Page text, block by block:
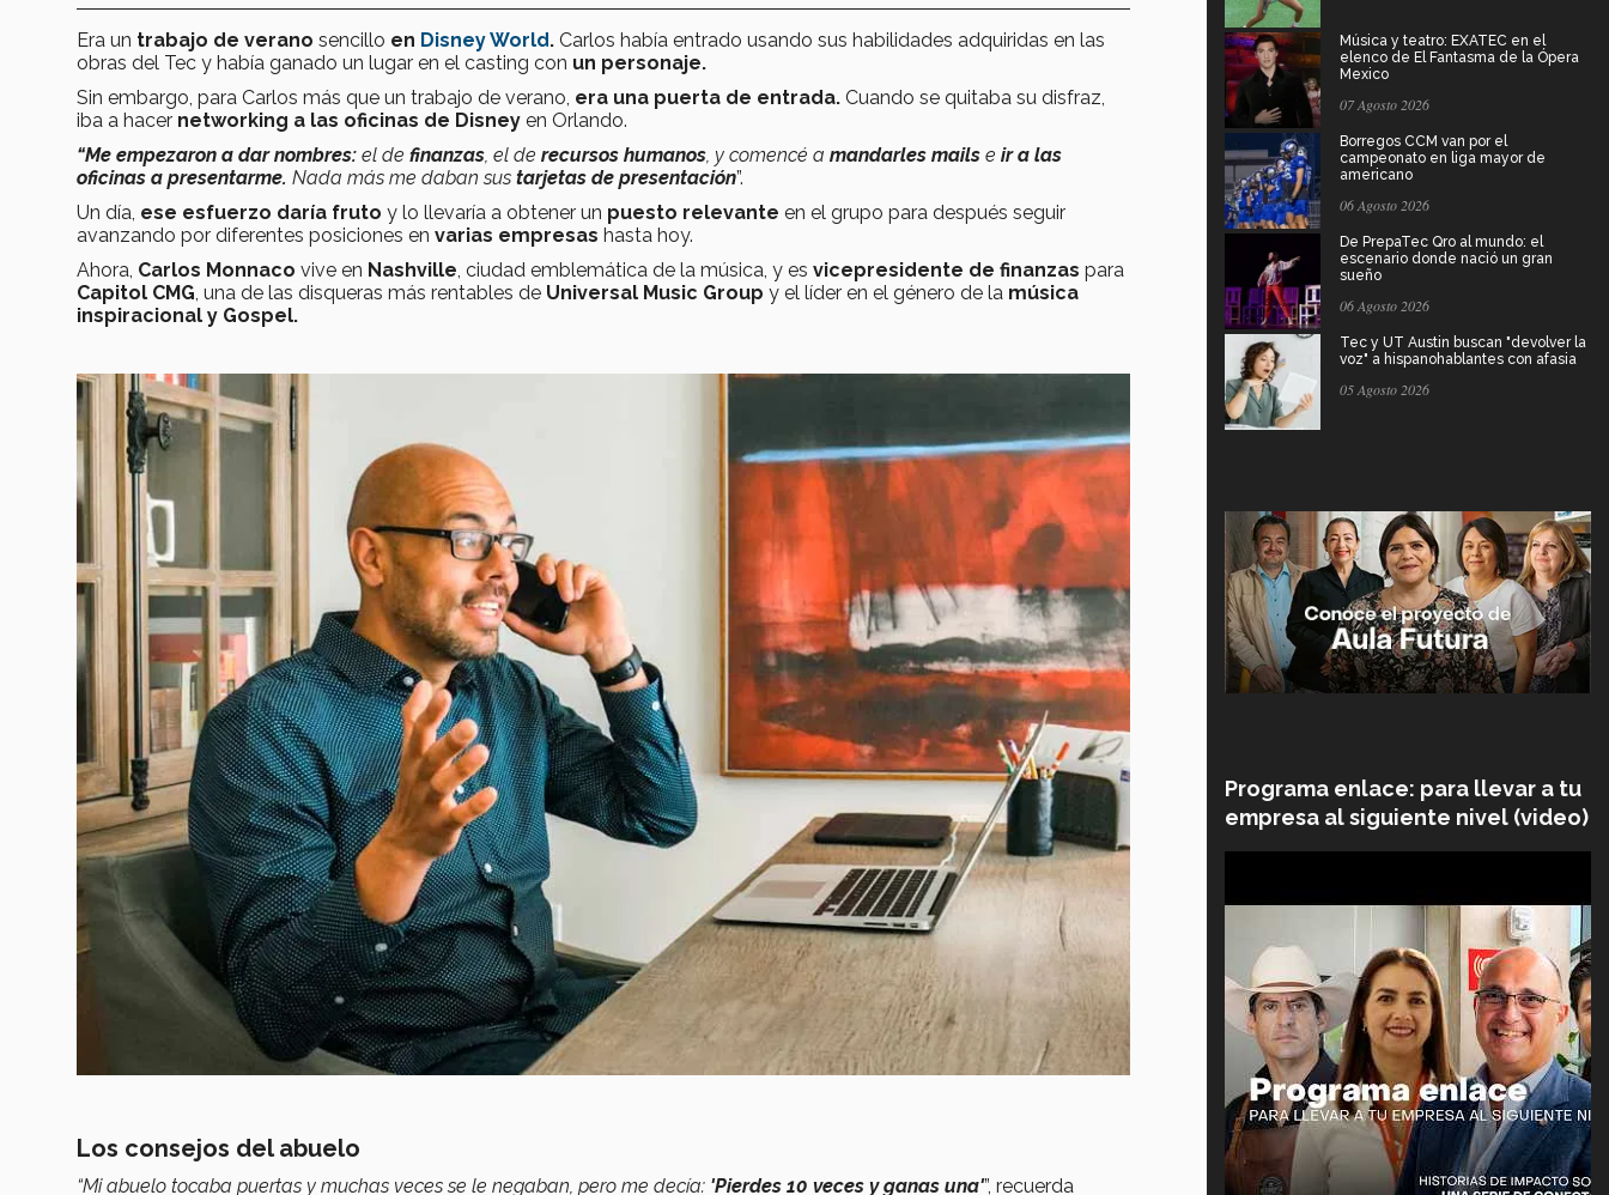
Era un trabajo de verano sencillo en Disney World. Carlos había entrado usando sus habilidades adquiridas en las
obras del Tec y había ganado un lugar en el casting con un personaje.
Sin embargo, para Carlos más que un trabajo de verano, era una puerta de entrada. Cuando se quitaba su disfraz,
iba a hacer networking a las oficinas de Disney en Orlando.
“Me empezaron a dar nombres: el de finanzas , el de recursos humanos , y comencé a mandarles mails e ir a las
oficinas a presentarme. Nada más me daban sus tarjetas de presentación”.
Un día, ese esfuerzo daría fruto y lo llevaría a obtener un puesto relevante en el grupo para después seguir
avanzando por diferentes posiciones en varias empresas hasta hoy.
Ahora, Carlos Monnaco vive en Nashville , ciudad emblemática de la música, y es vicepresidente de finanzas para
Capitol CMG , una de las disqueras más rentables de Universal Music Group y el líder en el género de la música
inspiracional y Gospel.
Los consejos del abuelo
“Mi abuelo tocaba puertas y muchas veces se le negaban, pero me decía: 'Pierdes 10 veces y ganas una'”, recuerda
Música y teatro: EXATEC en el
elenco de El Fantasma de la Ópera
Mexico
07 Agosto 2026
Borregos CCM van por el
campeonato en liga mayor de
americano
06 Agosto 2026
De PrepaTec Qro al mundo: el
escenario donde nació un gran
sueño
06 Agosto 2026
Tec y UT Austin buscan "devolver la
voz" a hispanohablantes con afasia
05 Agosto 2026
Programa enlace: para llevar a tu
empresa al siguiente nivel (video)